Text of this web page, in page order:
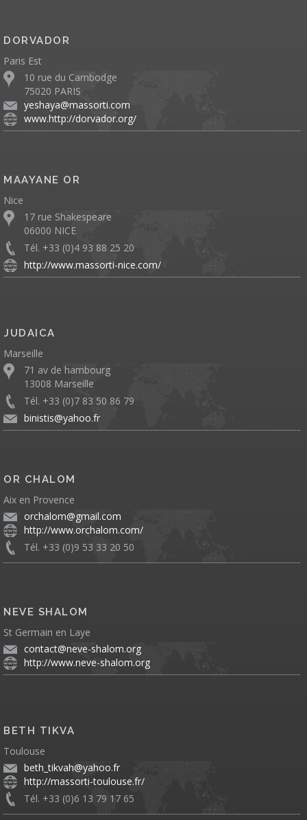
DORVADOR
Paris Est
10 rue du Cambodge
75020 PARIS
yeshaya@massorti.com
www.http://dorvador.org/
MAAYANE OR
Nice
17 rue Shakespeare
06000 NICE
Tél. +33 (0)4 93 88 25 20
http://www.massorti-nice.com/
JUDAICA
Marseille
71 av de hambourg
13008 Marseille
Tél. +33 (0)7 83 50 86 79
binistis@yahoo.fr
OR CHALOM
Aix en Provence
orchalom@gmail.com
http://www.orchalom.com/
Tél. +33 (0)9 53 33 20 50
NEVE SHALOM
St Germain en Laye
contact@neve-shalom.org
http://www.neve-shalom.org
BETH TIKVA
Toulouse
beth_tikvah@yahoo.fr
http://massorti-toulouse.fr/
Tél. +33 (0)6 13 79 17 65